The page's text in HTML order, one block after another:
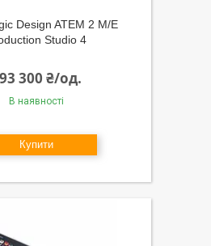
Design ATEM 2 M/E
Studio 4
300 ₴/од.
В наявності
Купити